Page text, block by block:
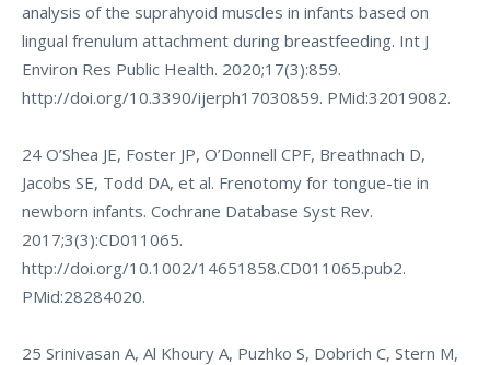
analysis of the suprahyoid muscles in infants based on
lingual frenulum attachment during breastfeeding. Int J
Environ Res Public Health. 2020;17(3):859.
http://doi.org/10.3390/ijerph17030859. PMid:32019082.
24 O’Shea JE, Foster JP, O’Donnell CPF, Breathnach D,
Jacobs SE, Todd DA, et al. Frenotomy for tongue-tie in
newborn infants. Cochrane Database Syst Rev.
2017;3(3):CD011065.
http://doi.org/10.1002/14651858.CD011065.pub2.
PMid:28284020.
25 Srinivasan A, Al Khoury A, Puzhko S, Dobrich C, Stern M,